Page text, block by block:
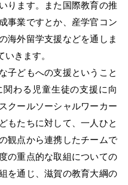
ります。また国際教育の推
事業ですとか、産学官コン
海外留学支援などを通しま
きます。
子どもへの支援ということ
わる児童生徒の支援に向
クールソーシャルワーカー
もたちに対して、一人ひと
観点から連携したチームで
の重点的な取組についての
を通じ、滋賀の教育大綱の